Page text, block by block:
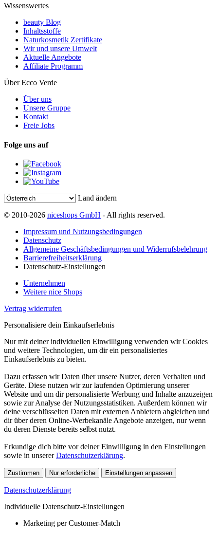
Wissenswertes
beauty Blog
Inhaltsstoffe
Naturkosmetik Zertifikate
Wir und unsere Umwelt
Aktuelle Angebote
Affiliate Programm
Über Ecco Verde
Über uns
Unsere Gruppe
Kontakt
Freie Jobs
Folge uns auf
Land ändern
© 2010-2026 niceshops GmbH - All rights reserved.
Impressum und Nutzungsbedingungen
Datenschutz
Allgemeine Geschäftsbedingungen und Widerrufsbelehrung
Barrierefreiheitserklärung
Datenschutz-Einstellungen
Unternehmen
Weitere nice Shops
Vertrag widerrufen
Personalisiere dein Einkaufserlebnis
Nur mit deiner individuellen Einwilligung verwenden wir Cookies
und weitere Technologien, um dir ein personalisiertes
Einkaufserlebnis zu bieten.
Dazu erfassen wir Daten über unsere Nutzer, deren Verhalten und
Geräte. Diese nutzen wir zur laufenden Optimierung unserer
Website und um dir personalisierte Werbung und Inhalte anzuzeigen
sowie zur Analyse der Nutzungsstatistiken. Außerdem können wir
deine verschlüsselten Daten mit externen Anbietern abgleichen und
dir über deren Online-Werbekanäle Angebote anzeigen, nur wenn
du deren Dienste bereits selbst nutzt.
Erkundige dich bitte vor deiner Einwilligung in den Einstellungen
sowie in unsererDatenschutzerklärung.
Zustimmen Nur erforderliche Einstellungen anpassen
Datenschutzerklärung
Individuelle Datenschutz-Einstellungen
Marketing per Customer-Match